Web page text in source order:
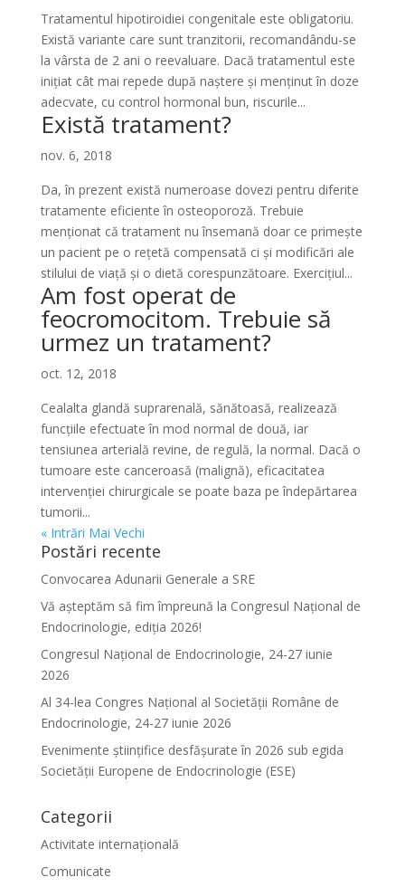
Tratamentul hipotiroidiei congenitale este obligatoriu.
Există variante care sunt tranzitorii, recomandându-se
la vârsta de 2 ani o reevaluare. Dacă tratamentul este
inițiat cât mai repede după naștere și menținut în doze
adecvate, cu control hormonal bun, riscurile...
Există tratament?
nov. 6, 2018
Da, în prezent există numeroase dovezi pentru diferite
tratamente eficiente în osteoporoză. Trebuie
menționat că tratament nu însemană doar ce primește
un pacient pe o rețetă compensată ci și modificări ale
stilului de viață și o dietă corespunzătoare. Exercițiul...
Am fost operat de
feocromocitom. Trebuie să
urmez un tratament?
oct. 12, 2018
Cealalta glandă suprarenală, sănătoasă, realizează
funcțiile efectuate în mod normal de două, iar
tensiunea arterială revine, de regulă, la normal. Dacă o
tumoare este canceroasă (malignă), eficacitatea
intervenției chirurgicale se poate baza pe îndepărtarea
tumorii...
« Intrări Mai Vechi
Postări recente
Convocarea Adunarii Generale a SRE
Vă așteptăm să fim împreună la Congresul Național de
Endocrinologie, ediția 2026!
Congresul Național de Endocrinologie, 24-27 iunie
2026
Al 34-lea Congres Național al Societății Române de
Endocrinologie, 24-27 iunie 2026
Evenimente ştiinţifice desfăşurate în 2026 sub egida
Societăţii Europene de Endocrinologie (ESE)
Categorii
Activitate internațională
Comunicate